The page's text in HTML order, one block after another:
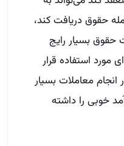
حقوق دریافت کند،
حقوق بسیار رایج
مورد استفاده قرار
معاملات بسیار
خوبی را داشته